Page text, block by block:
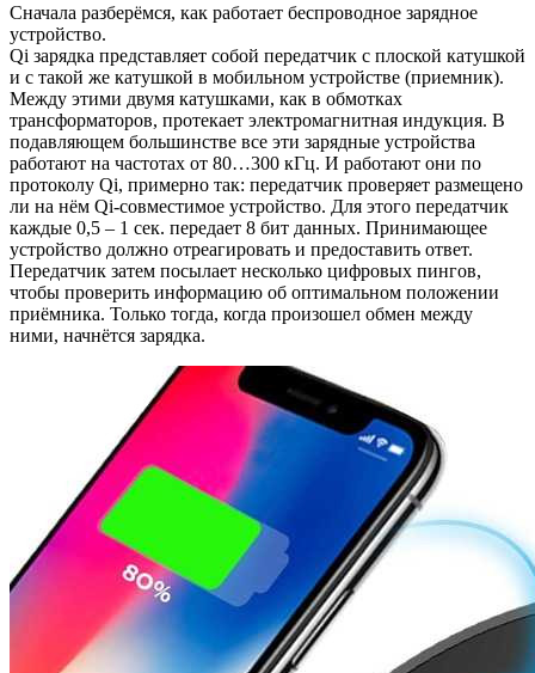
Сначала разберёмся, как работает беспроводное зарядное
устройство.
Qi зарядка представляет собой передатчик с плоской катушкой
и с такой же катушкой в мобильном устройстве (приемник).
Между этими двумя катушками, как в обмотках
трансформаторов, протекает электромагнитная индукция. В
подавляющем большинстве все эти зарядные устройства
работают на частотах от 80…300 кГц. И работают они по
протоколу Qi, примерно так: передатчик проверяет размещено
ли на нём Qi-совместимое устройство. Для этого передатчик
каждые 0,5 – 1 сек. передает 8 бит данных. Принимающее
устройство должно отреагировать и предоставить ответ.
Передатчик затем посылает несколько цифровых пингов,
чтобы проверить информацию об оптимальном положении
приёмника. Только тогда, когда произошел обмен между
ними, начнётся зарядка.